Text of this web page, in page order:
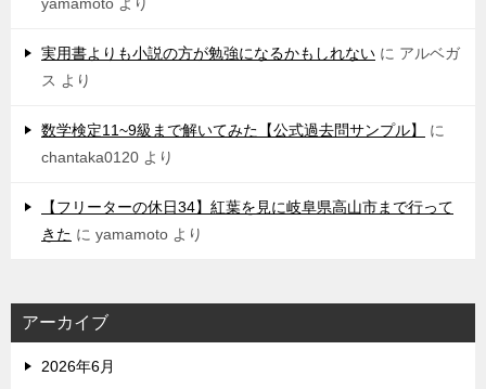
yamamoto より
実用書よりも小説の方が勉強になるかもしれない に アルベガ
ス より
数学検定11~9級まで解いてみた【公式過去問サンプル】
に
chantaka0120 より
【フリーターの休日34】紅葉を見に岐阜県高山市まで行って
きた に yamamoto より
アーカイブ
2026年6月